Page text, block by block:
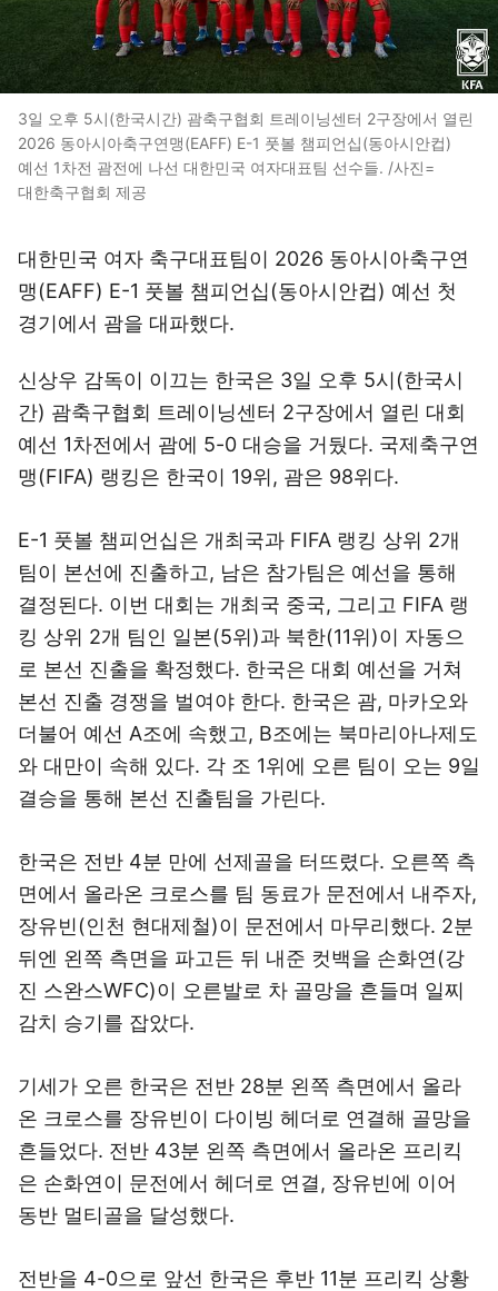
3일 오후 5시(한국시간) 괌축구협회 트레이닝센터 2구장에서 열린
2026 동아시아축구연맹(EAFF) E-1 풋볼 챔피언십(동아시안컵)
예선 1차전 괌전에 나선 대한민국 여자대표팀 선수들. /사진=
대한축구협회 제공
대한민국 여자 축구대표팀이 2026 동아시아축구연
맹(EAFF) E-1 풋볼 챔피언십(동아시안컵) 예선 첫
경기에서 괌을 대파했다.
신상우 감독이 이끄는 한국은 3일 오후 5시(한국시
간) 괌축구협회 트레이닝센터 2구장에서 열린 대회
예선 1차전에서 괌에 5-0 대승을 거뒀다. 국제축구연
맹(FIFA) 랭킹은 한국이 19위, 괌은 98위다.
E-1 풋볼 챔피언십은 개최국과 FIFA 랭킹 상위 2개
팀이 본선에 진출하고, 남은 참가팀은 예선을 통해
결정된다. 이번 대회는 개최국 중국, 그리고 FIFA 랭
킹 상위 2개 팀인 일본(5위)과 북한(11위)이 자동으
로 본선 진출을 확정했다. 한국은 대회 예선을 거쳐
본선 진출 경쟁을 벌여야 한다. 한국은 괌, 마카오와
더불어 예선 A조에 속했고, B조에는 북마리아나제도
와 대만이 속해 있다. 각 조 1위에 오른 팀이 오는 9일
결승을 통해 본선 진출팀을 가린다.
한국은 전반 4분 만에 선제골을 터뜨렸다. 오른쪽 측
면에서 올라온 크로스를 팀 동료가 문전에서 내주자,
장유빈(인천 현대제철)이 문전에서 마무리했다. 2분
뒤엔 왼쪽 측면을 파고든 뒤 내준 컷백을 손화연(강
진 스완스WFC)이 오른발로 차 골망을 흔들며 일찌
감치 승기를 잡았다.
기세가 오른 한국은 전반 28분 왼쪽 측면에서 올라
온 크로스를 장유빈이 다이빙 헤더로 연결해 골망을
흔들었다. 전반 43분 왼쪽 측면에서 올라온 프리킥
은 손화연이 문전에서 헤더로 연결, 장유빈에 이어
동반 멀티골을 달성했다.
전반을 4-0으로 앞선 한국은 후반 11분 프리킥 상황